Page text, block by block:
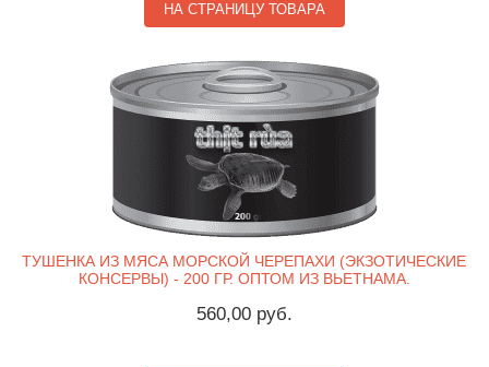
НА СТРАНИЦУ ТОВАРА
ТУШЕНКА ИЗ МЯСА МОРСКОЙ ЧЕРЕПАХИ (ЭКЗОТИЧЕСКИЕ
КОНСЕРВЫ) - 200 ГР. ОПТОМ ИЗ ВЬЕТНАМА.
560,00 руб.